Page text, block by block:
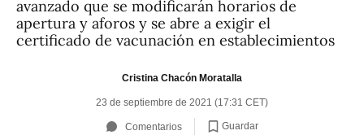
avanzado que se modificarán horarios de
apertura y aforos y se abre a exigir el
certificado de vacunación en establecimientos
Cristina Chacón Moratalla
23 de septiembre de 2021 (17:31 CET)
Comentarios Guardar